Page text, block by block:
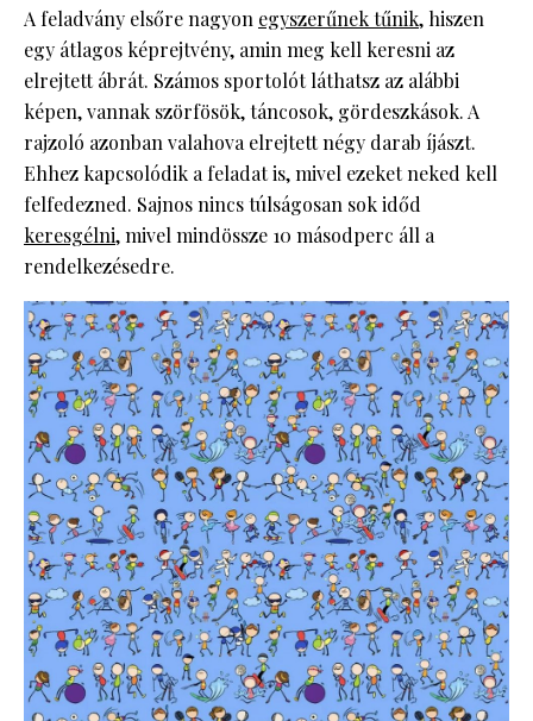
A feladvány elsőre nagyon egyszerűnek tűnik, hiszen
egy átlagos képrejtvény, amin meg kell keresni az
elrejtett ábrát. Számos sportolót láthatsz az alábbi
képen, vannak szörfösök, táncosok, gördeszkások. A
rajzoló azonban valahova elrejtett négy darab íjászt.
Ehhez kapcsolódik a feladat is, mivel ezeket neked kell
felfedezned. Sajnos nincs túlságosan sok időd
keresgélni, mivel mindössze 10 másodperc áll a
rendelkezésedre.